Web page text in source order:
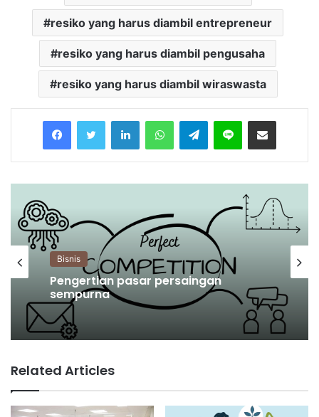
resiko yang harus diambil entrepreneur
resiko yang harus diambil pengusaha
resiko yang harus diambil wiraswasta
Telegram
Bisnis
Pengertian pasar persaingan
sempurna
Related Articles